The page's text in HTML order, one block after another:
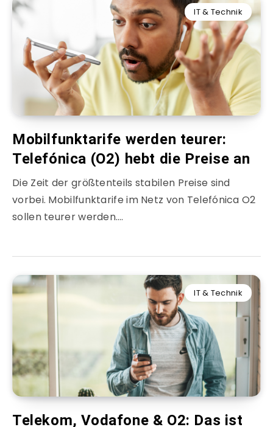
IT & Technik
Mobilfunktarife werden teurer:
Telefónica (O2) hebt die Preise an
Die Zeit der größtenteils stabilen Preise sind
vorbei. Mobilfunktarife im Netz von Telefónica O2
sollen teurer werden….
IT & Technik
Telekom, Vodafone & O2: Das ist